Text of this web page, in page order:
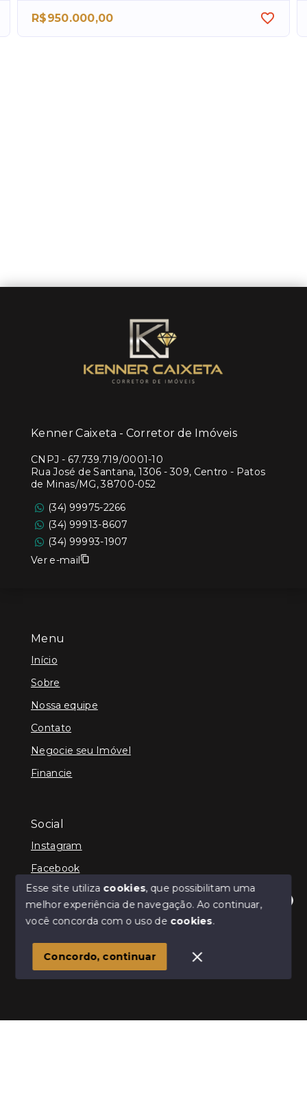
R$950.000,00
Olá! Estamos disponíveis para te ajudar.
Menu
Início
Sobre
Nossa equipe
Contato
Negocie seu Imóvel
Financie
Social
Instagram
Facebook
© Copyright 2026 - Kenner Caixeta - Corretor de
SITE PARA IMOBILIARIA
Kenner Caixeta - Corretor de Imóveis
CNPJ - 67.739.719/0001-10
Rua José de Santana, 1306 - 309, Centro - Patos
de Minas/MG, 38700-052
(34) 99975-2266
(34) 99913-8607
(34) 99993-1907
Ver e-mail
Esse site utiliza cookies, que possibilitam uma
melhor experiência de navegação.Ao continuar,
você concorda com o uso de cookies.
Concordo, continuar